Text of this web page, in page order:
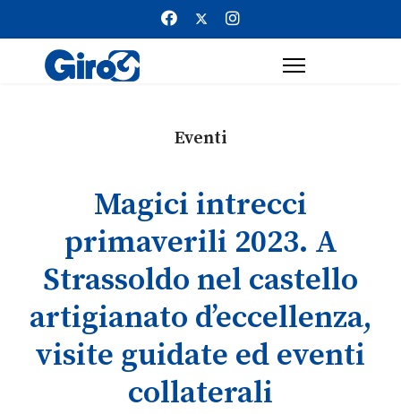
Eventi
Magici intrecci
primaverili 2023. A
Strassoldo nel castello
artigianato d’eccellenza,
visite guidate ed eventi
collaterali